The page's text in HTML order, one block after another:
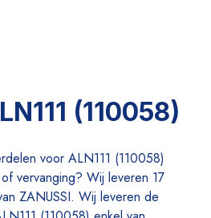
(110058)
voor ALN111 (110058)
vervanging? Wij leveren 17
ZANUSSI. Wij leveren de